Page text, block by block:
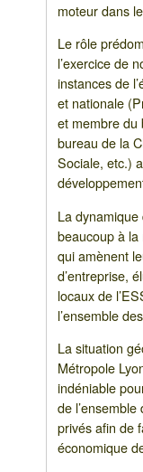
moteur dans
Le rôle
l’exercice de
instances de
et nationale
et membre du
bureau de la
Sociale, etc.)
La
beaucoup à la
qui amènent
d’entreprise,
locaux de
l’ensemble
La situation
Métropole
indéniable
de
privés afin de
économique